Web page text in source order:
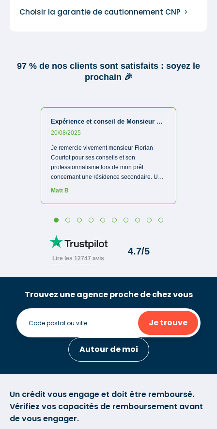
Choisir la garantie de cautionnement CNP
Trouvez une agence proche de chez vous
Je trouve
Autour de moi
Un crédit vous engage et doit être remboursé.
Vérifiez vos capacités de remboursement avant
de vous engager.